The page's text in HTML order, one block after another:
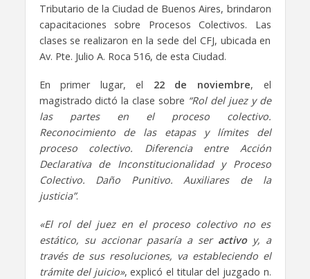
Tributario de la Ciudad de Buenos Aires, brindaron
capacitaciones sobre Procesos Colectivos. Las
clases se realizaron en la sede del CFJ, ubicada en
Av. Pte. Julio A. Roca 516, de esta Ciudad.
En primer lugar, el 22 de noviembre, el
magistrado dictó la clase sobre “Rol del juez y de
las partes en el proceso colectivo.
Reconocimiento de las etapas y límites del
proceso colectivo. Diferencia entre Acción
Declarativa de Inconstitucionalidad y Proceso
Colectivo. Daño Punitivo. Auxiliares de la
justicia”.
«El rol del juez en el proceso colectivo no es
estático, su accionar pasaría a seractivoy, a
través de sus resoluciones, va estableciendo el
trámite del juicio», explicó el titular del juzgado n.